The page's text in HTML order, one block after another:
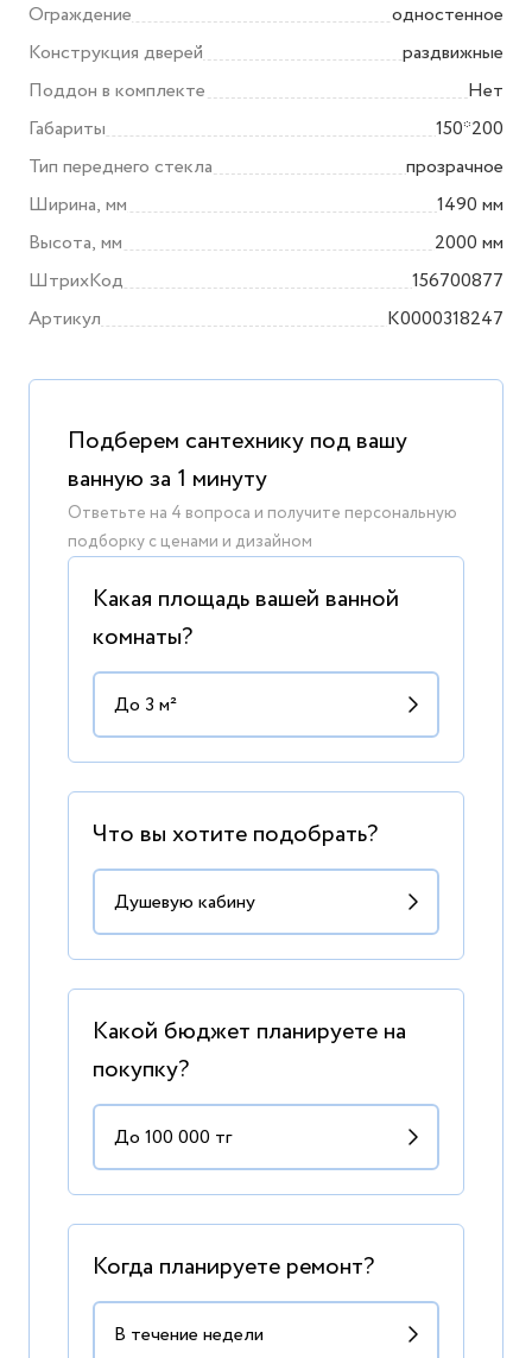
Ограждение
одностенное
Конструкция дверей
раздвижные
Поддон в комплекте
Нет
Габариты
150*200
Тип переднего стекла
прозрачное
Ширина, мм
1490 мм
Высота, мм
2000 мм
ШтрихКод
156700877
Артикул
K0000318247
Подберем сантехнику под вашу
ванную за 1 минуту
Ответьте на 4 вопроса и получите персональную
подборку с ценами и дизайном
Какая площадь вашей ванной
комнаты?
Что вы хотите подобрать?
Какой бюджет планируете на
покупку?
Когда планируете ремонт?